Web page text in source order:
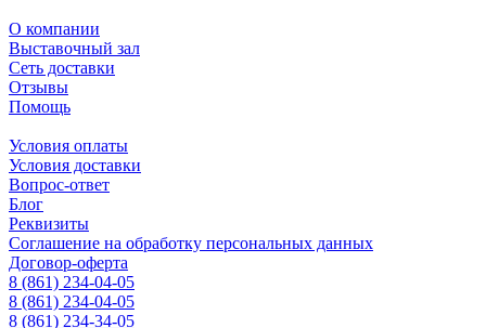
О компании
Выставочный зал
Сеть доставки
Отзывы
Помощь
Условия оплаты
Условия доставки
Вопрос-ответ
Блог
Реквизиты
Соглашение на обработку персональных данных
Договор-оферта
8 (861) 234-04-05
8 (861) 234-04-05
8 (861) 234-34-05